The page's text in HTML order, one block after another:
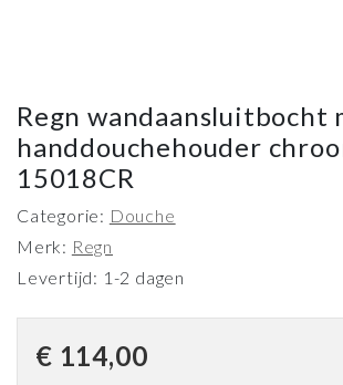
Regn wandaansluitbocht
handdouchehouder
15018CR
Categorie: Douche
Merk: Regn
Levertijd: 1-2 dagen
€ 114,00